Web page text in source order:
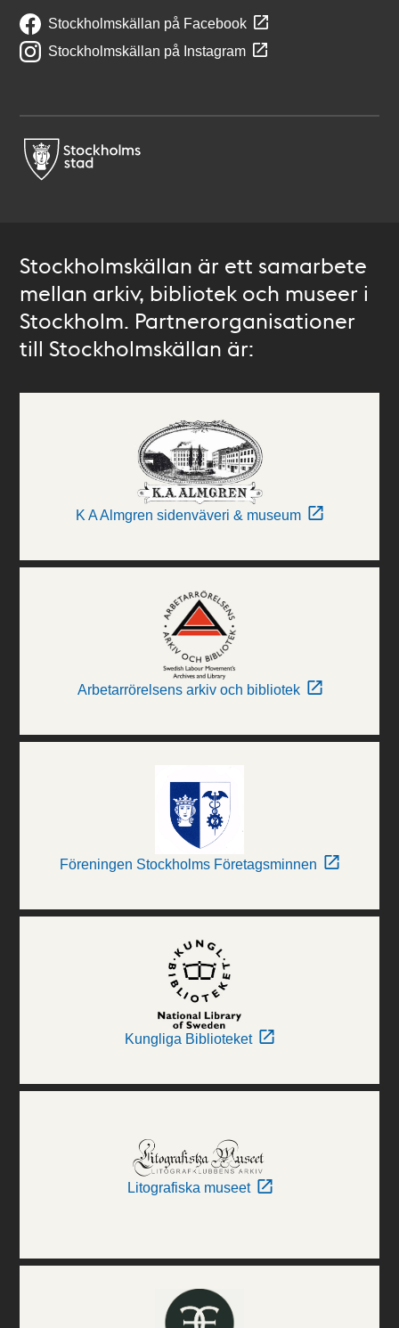
Stockholmskällan på Facebook
Stockholmskällan på Instagram
Stockholmskällan är ett samarbete
mellan arkiv, bibliotek och museer i
Stockholm. Partnerorganisationer
till Stockholmskällan är:
K A Almgren sidenväveri & museum
Arbetarrörelsens arkiv och bibliotek
Föreningen Stockholms Företagsminnen
Kungliga Biblioteket
Litografiska museet